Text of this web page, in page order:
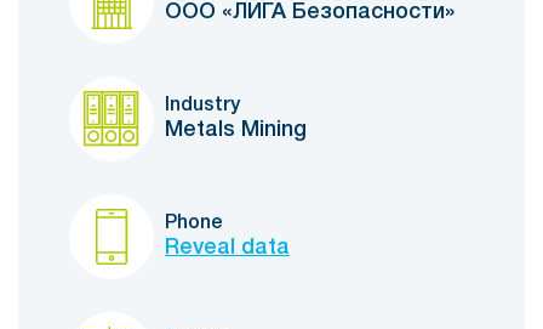
ООО «ЛИГА Безопасности»
Industry
Metals Mining
Phone
Reveal data